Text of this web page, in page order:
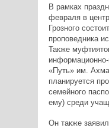
В рамках
февраля в
Грозного
проповедника
Также
«Путь» им.
планируется
семейного
ему) среди
Он также